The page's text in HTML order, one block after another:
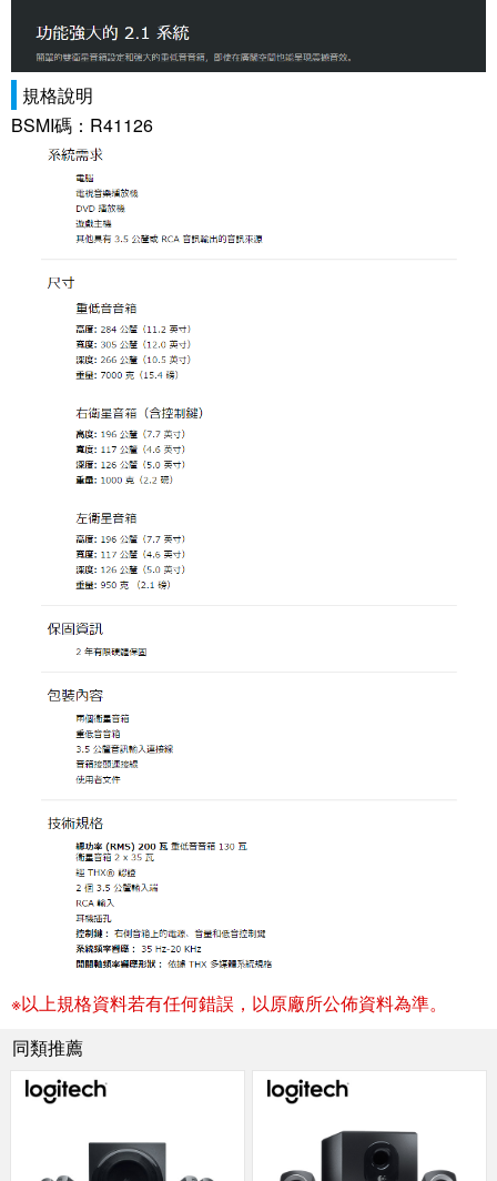
規格說明
BSMI碼：R41126
※以上規格資料若有任何錯誤，以原廠所公佈資料為準。
同類推薦